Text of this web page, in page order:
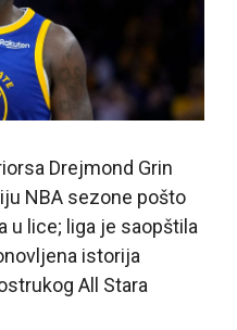
Drejmond Grin
NBA sezone pošto
u lice; liga je saopštila
istorija
All Stara